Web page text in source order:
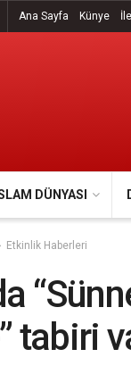
Ana Sayfa Künye
DÜNYASI
Etkinlik Haberleri
tabiri